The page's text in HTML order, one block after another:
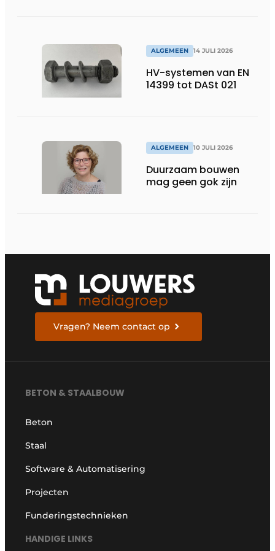
ALGEMEEN 14 JULI 2026
HV-systemen van EN
14399 tot DASt 021
ALGEMEEN 10 JULI 2026
Duurzaam bouwen
mag geen gok zijn
Vragen? Neem contact op
BETON & STAALBOUW
Beton
Staal
Software & Automatisering
Projecten
Funderingstechnieken
HANDIGE LINKS